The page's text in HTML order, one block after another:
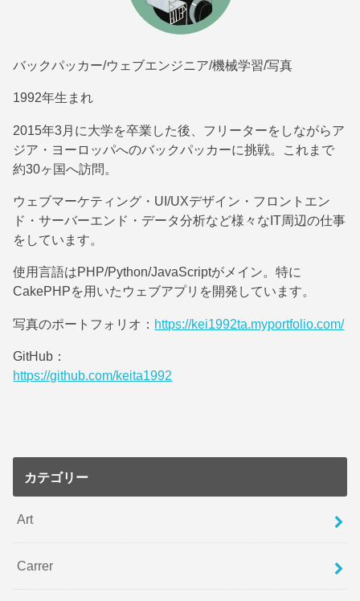
バックパッカー/ウェブエンジニア/機械学習/写真
1992年生まれ
2015年3月に大学を卒業した後、フリーターをしながらア
ジア・ヨーロッパへのバックパッカーに挑戦。これまで
約30ヶ国へ訪問。
ウェブマーケティング・UI/UXデザイン・フロントエン
ド・サーバーエンド・データ分析など様々なIT周辺の仕事
をしています。
使用言語はPHP/Python/JavaScriptがメイン。特に
CakePHPを用いたウェブアプリを開発しています。
写真のポートフォリオ： https://kei1992ta.myportfolio.com/
GitHub：
https://github.com/keita1992
カテゴリー
Art
Carrer